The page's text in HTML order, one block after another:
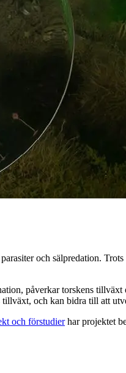
och sälpredation.
påverkar torskens
och kan bidra till att
och förstudierhar projektet